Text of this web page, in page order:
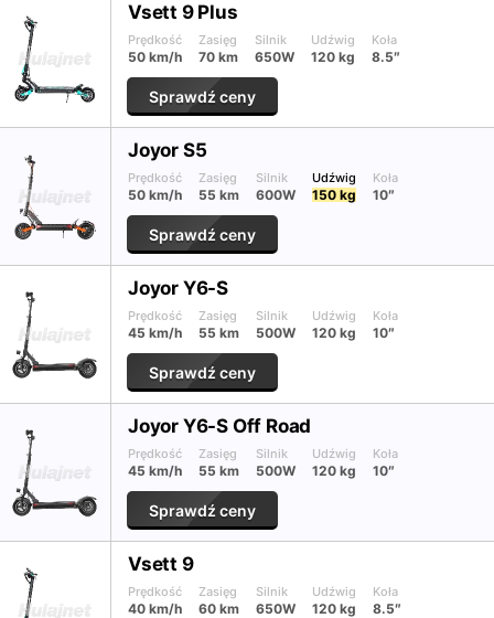
Vsett 9 Plus
Prędkość
50 km/h
Zasięg
70 km
Silnik
650W
Udźwig
120 kg
Koła
8.5″
Sprawdź ceny
Joyor S5
Prędkość
50 km/h
Zasięg
55 km
Silnik
600W
Udźwig
150 kg
Koła
10″
Sprawdź ceny
Joyor Y6-S
Prędkość
45 km/h
Zasięg
55 km
Silnik
500W
Udźwig
120 kg
Koła
10″
Sprawdź ceny
Joyor Y6-S Off Road
Prędkość
45 km/h
Zasięg
55 km
Silnik
500W
Udźwig
120 kg
Koła
10″
Sprawdź ceny
Vsett 9
Prędkość
40 km/h
Zasięg
60 km
Silnik
650W
Udźwig
120 kg
Koła
8.5″